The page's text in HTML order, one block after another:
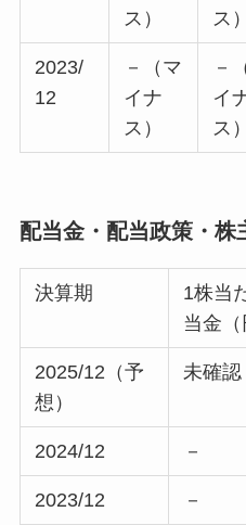
ス）
ス）
2023/
12
－（マ
イナ
ス）
－
イ
ス）
配当金・配当政策・株
決算期
1株当
当金（
2025/12（予
想）
未確認
2024/12 －
2023/12 －